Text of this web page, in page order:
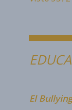
El Bullying